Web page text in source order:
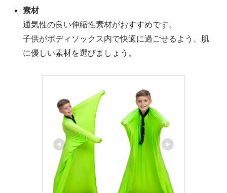
素材
通気性の良い伸縮性素材がおすすめです。
子供がボディソックス内で快適に過ごせるよう、肌
に優しい素材を選びましょう。